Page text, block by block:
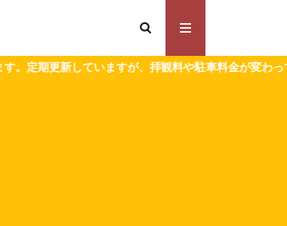
が、拝観料や駐車料金が変わっている場合があります